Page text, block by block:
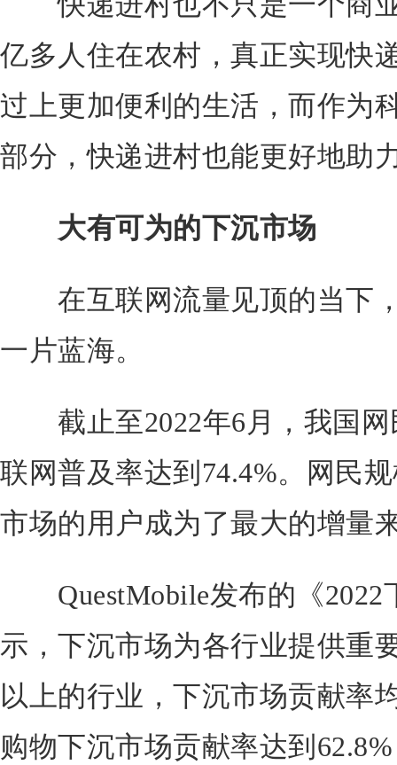
亿多人住在农村，真正实现快
过上更加便利的生活，而作为
部分，快递进村也能更好地助
大有可为的下沉市场
在互联网流量见顶的当下
一片蓝海。
截止至2022年6月，我国网
联网普及率达到74.4%。网民
市场的用户成为了最大的增量
QuestMobile发布的《2022
示，下沉市场为各行业提供重
以上的行业，下沉市场贡献率
购物下沉市场贡献率达到